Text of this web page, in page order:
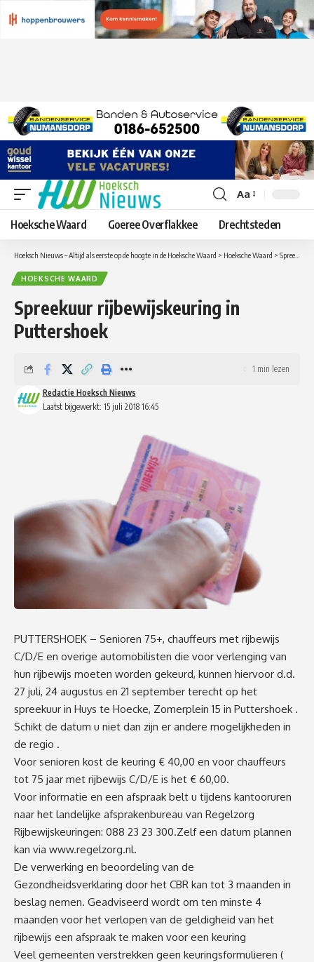
Lettergrootte
aanpassen
Aa
Hoeksche Waard Goeree Overflakkee Drechtsteden
Hoeksch Nieuws – Altijd als eerste op de hoogte in de Hoeksche Waard > Hoeksche Waard > Spreekuur rijbewijskeuring in Puttershoek
HOEKSCHE WAARD
Spreekuur rijbewijskeuring in
Puttershoek
Laatst bijgewerkt: 15 juli 2018 16:45
Redactie Hoeksch Nieuws
1 min lezen
PUTTERSHOEK – Senioren 75+, chauffeurs met rijbewijs
C/D/E en overige automobilisten die voor verlenging van
hun rijbewijs moeten worden gekeurd, kunnen hiervoor d.d.
27 juli, 24 augustus en 21 september terecht op het
spreekuur in Huys te Hoecke, Zomerplein 15 in Puttershoek .
Schikt de datum u niet dan zijn er andere mogelijkheden in
de regio .
Voor senioren kost de keuring € 40,00 en voor chauffeurs
tot 75 jaar met rijbewijs C/D/E is het € 60,00.
Voor informatie en een afspraak belt u tijdens kantooruren
naar het landelijke afsprakenbureau van Regelzorg
Rijbewijskeuringen: ‪088 23 23 300.Zelf een datum plannen
kan via www.regelzorg.nl.
De verwerking en beoordeling van de
Gezondheidsverklaring door het CBR kan tot 3 maanden in
beslag nemen. Geadviseerd wordt om ten minste 4
maanden voor het verlopen van de geldigheid van het
rijbewijs een afspraak te maken voor een keuring
Veel gemeenten verstrekken geen keuringsformulieren (